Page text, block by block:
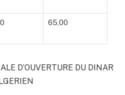
65,00
D’OUVERTURE DU DINAR